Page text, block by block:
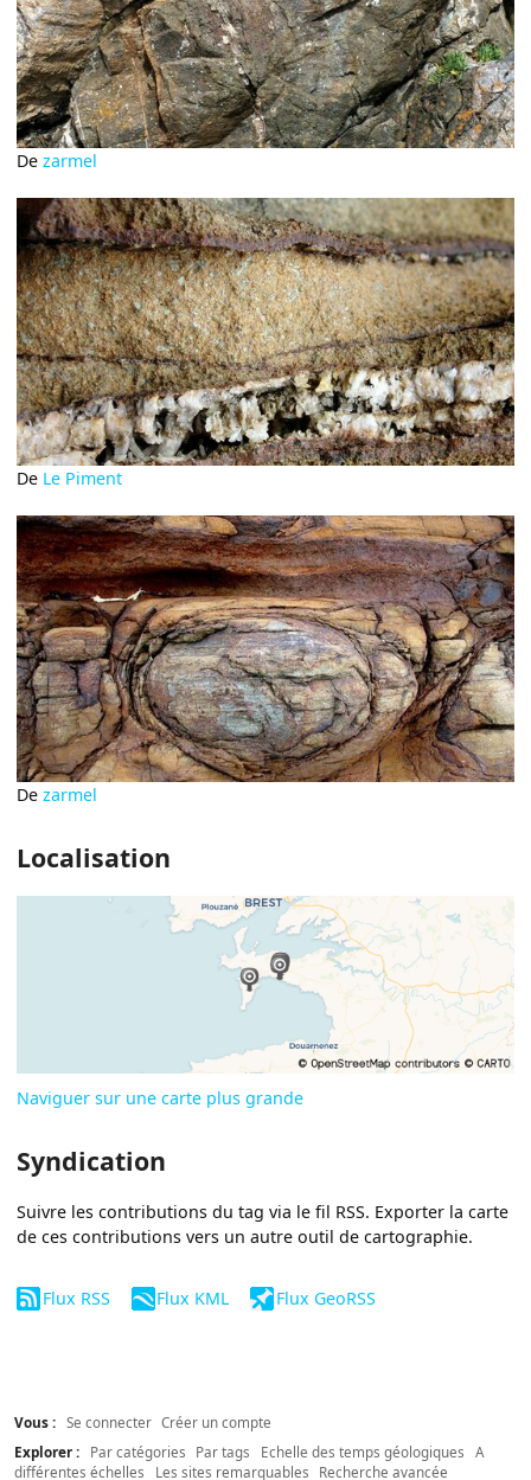
Dezarmel
De Le Piment
Dezarmel
Localisation
Naviguer sur une carte plus grande
Syndication
Suivre les contributions du tag via le fil RSS. Exporter la carte
de ces contributions vers un autre outil de cartographie.
Flux RSS Flux KML Flux GeoRSS
Vous : Se connecter Créer un compte
Explorer :
Par catégories Par tags Echelle des temps géologiques
A
différentes échelles
Les sites remarquables Recherche avancée